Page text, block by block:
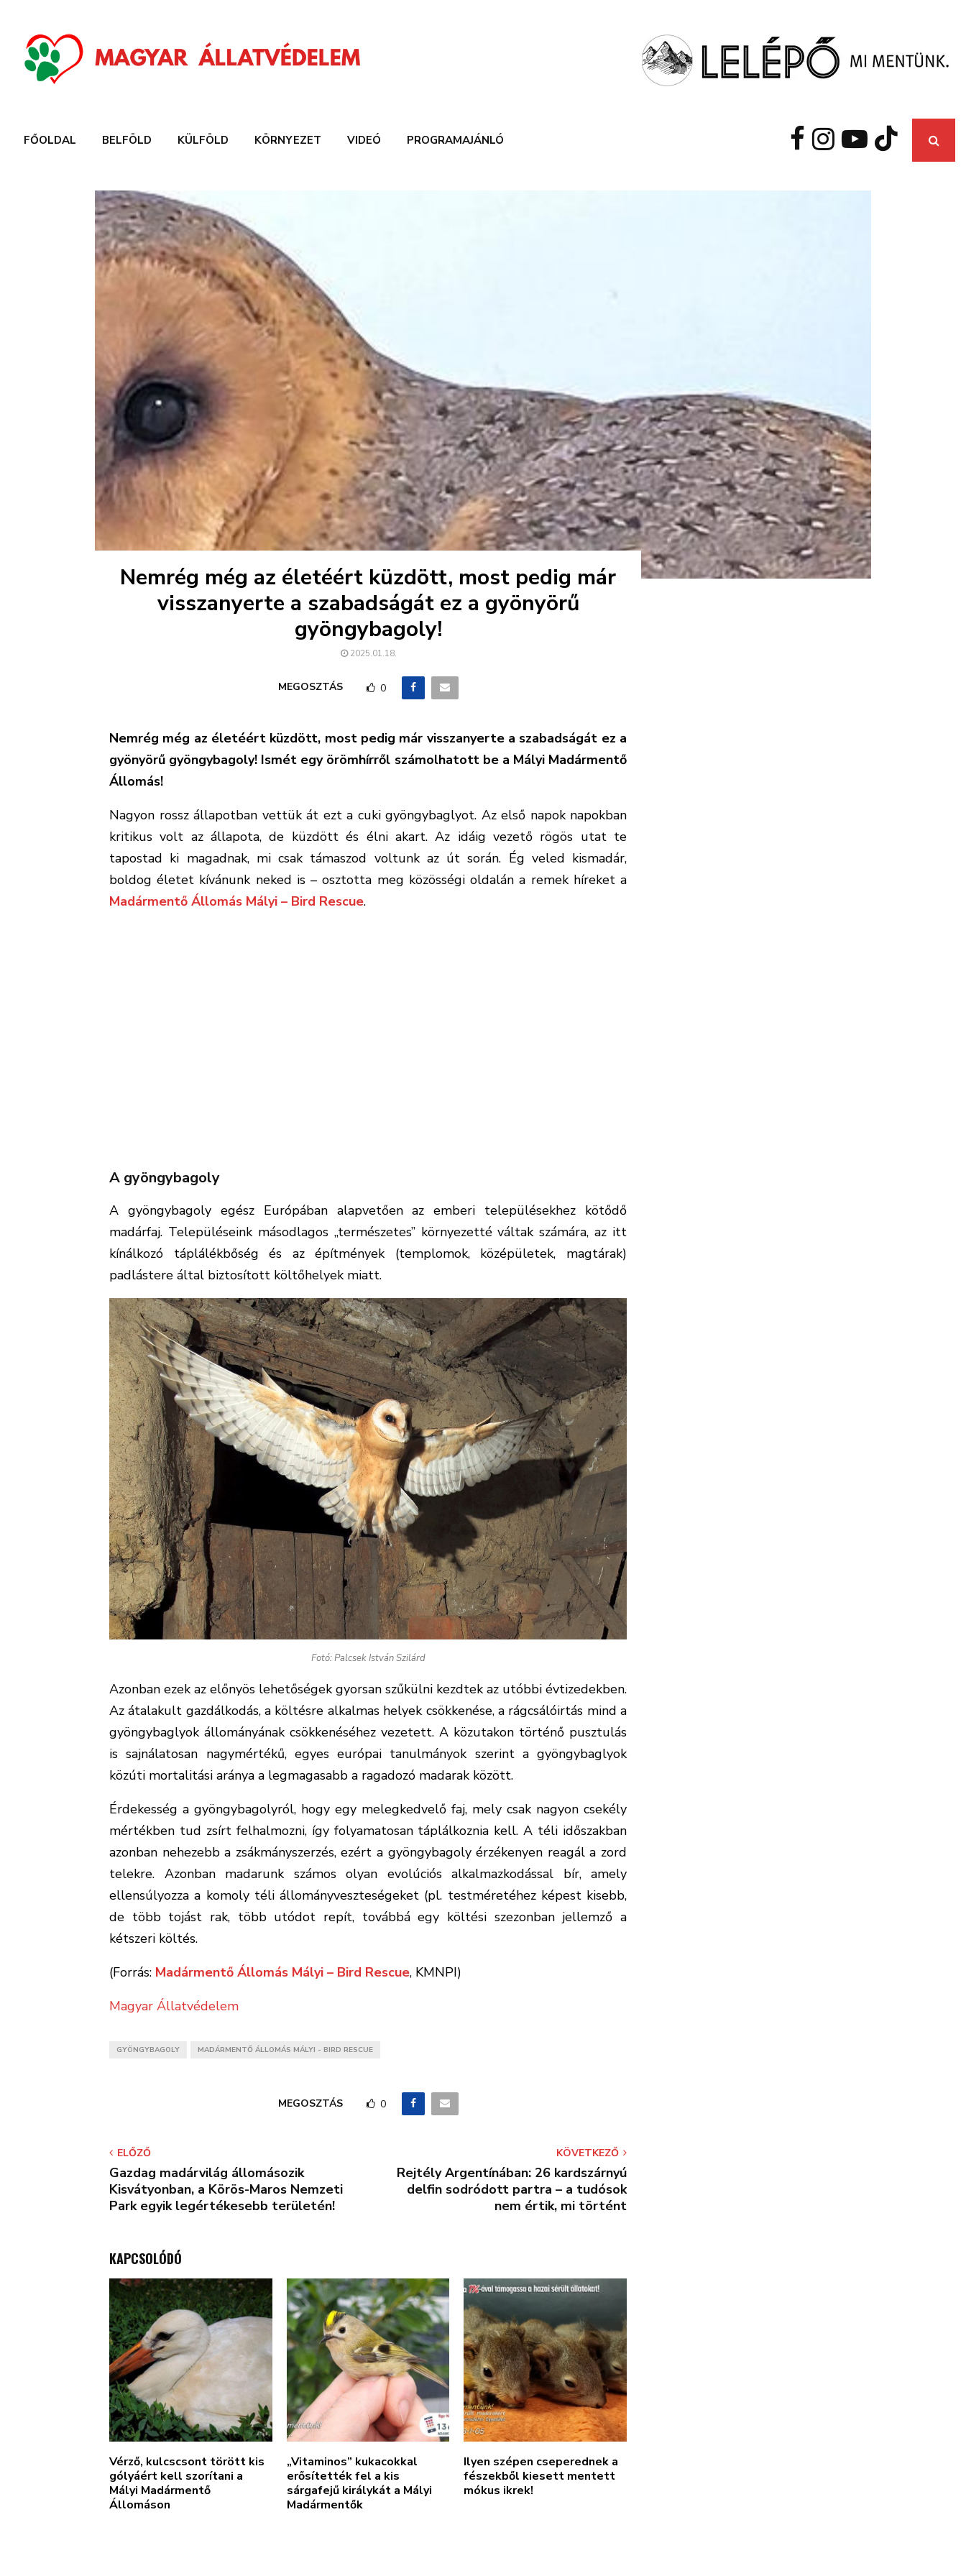
FŐOLDAL BELFÖLD KÜLFÖLD KÖRNYEZET VIDEÓ PROGRAMAJÁNLÓ
Nemrég még az életéért küzdött, most pedig már
visszanyerte a szabadságát ez a gyönyörű
gyöngybagoly!
2025.01.18.
MEGOSZTÁS 0
Nemrég még az életéért küzdött, most pedig már visszanyerte a szabadságát ez a
gyönyörű gyöngybagoly! Ismét egy örömhírről számolhatott be a Mályi Madármentő
Állomás!
Nagyon rossz állapotban vettük át ezt a cuki gyöngybaglyot. Az első napok napokban
kritikus volt az állapota, de küzdött és élni akart. Az idáig vezető rögös utat te
tapostad ki magadnak, mi csak támaszod voltunk az út során. Ég veled kismadár,
boldog életet kívánunk neked is – osztotta meg közösségi oldalán a remek híreket a
Madármentő Állomás Mályi – Bird Rescue.
A gyöngybagoly
A gyöngybagoly egész Európában alapvetően az emberi településekhez kötődő
madárfaj. Településeink másodlagos „természetes” környezetté váltak számára, az itt
kínálkozó táplálékbőség és az építmények (templomok, középületek, magtárak)
padlástere által biztosított költőhelyek miatt.
Fotó: Palcsek István Szilárd
Azonban ezek az előnyös lehetőségek gyorsan szűkülni kezdtek az utóbbi évtizedekben.
Az átalakult gazdálkodás, a költésre alkalmas helyek csökkenése, a rágcsálóirtás mind a
gyöngybaglyok állományának csökkenéséhez vezetett. A közutakon történő pusztulás
is sajnálatosan nagymértékű, egyes európai tanulmányok szerint a gyöngybaglyok
közúti mortalitási aránya a legmagasabb a ragadozó madarak között.
Érdekesség a gyöngybagolyról, hogy egy melegkedvelő faj, mely csak nagyon csekély
mértékben tud zsírt felhalmozni, így folyamatosan táplálkoznia kell. A téli időszakban
azonban nehezebb a zsákmányszerzés, ezért a gyöngybagoly érzékenyen reagál a zord
telekre. Azonban madarunk számos olyan evolúciós alkalmazkodással bír, amely
ellensúlyozza a komoly téli állományveszteségeket (pl. testméretéhez képest kisebb,
de több tojást rak, több utódot repít, továbbá egy költési szezonban jellemző a
kétszeri költés.
(Forrás: Madármentő Állomás Mályi – Bird Rescue, KMNPI)
Magyar Állatvédelem
GYÖNGYBAGOLY MADÁRMENTŐ ÁLLOMÁS MÁLYI - BIRD RESCUE
MEGOSZTÁS 0
ELŐZŐ
Gazdag madárvilág állomásozik
Kisvátyonban, a Körös-Maros Nemzeti
Park egyik legértékesebb területén!
KÖVETKEZŐ
Rejtély Argentínában: 26 kardszárnyú
delfin sodródott partra – a tudósok
nem értik, mi történt
KAPCSOLÓDÓ
Vérző, kulcscsont törött kis
gólyáért kell szorítani a
Mályi Madármentő
Állomáson
„Vitaminos” kukacokkal
erősítették fel a kis
sárgafejű királykát a Mályi
Madármentők
Ilyen szépen cseperednek a
fészekből kiesett mentett
mókus ikrek!